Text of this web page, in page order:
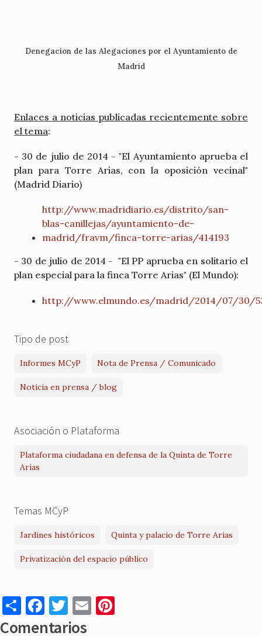
Denegacion de las Alegaciones por el Ayuntamiento de
Madrid
Enlaces a noticias publicadas recientemente sobre
el tema:
- 30 de julio de 2014 - "El Ayuntamiento aprueba el
plan para Torre Arias, con la oposición vecinal"
(Madrid Diario)
http://www.madridiario.es/distrito/san-
blas-canillejas/ayuntamiento-de-
madrid/fravm/finca-torre-arias/414193
- 30 de julio de 2014 - "El PP aprueba en solitario el
plan especial para la finca Torre Arias" (El Mundo):
http://www.elmundo.es/madrid/2014/07/30/
Tipo de post
Informes MCyP Nota de Prensa / Comunicado
Noticia en prensa / blog
Asociación o Plataforma
Plataforma ciudadana en defensa de la Quinta de Torre
Arias
Temas MCyP
Jardines históricos Quinta y palacio de Torre Arias
Privatización del espacio público
S
h
F
a
T
w
E
m
Comentarios